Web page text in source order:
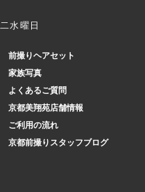
水曜日
前撮りヘアセット
家族写真
よくあるご質問
京都美翔苑店舗情報
ご利用の流れ
京都前撮りスタッフブログ